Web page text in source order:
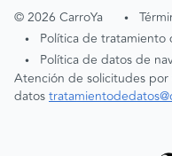
©2026 CarroYa •
• Política de tratamiento
•
Política de datos de
Atención de solicitudes
datos